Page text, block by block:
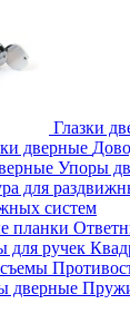
Глазки
Упоры
систем